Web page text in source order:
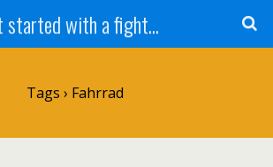
started with a fight...
Tags › Fahrrad